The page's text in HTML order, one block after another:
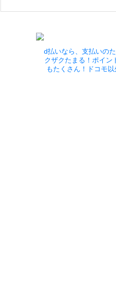
d払いなら、支払いの
クザクたまる！ポイン
もたくさん！ドコモ